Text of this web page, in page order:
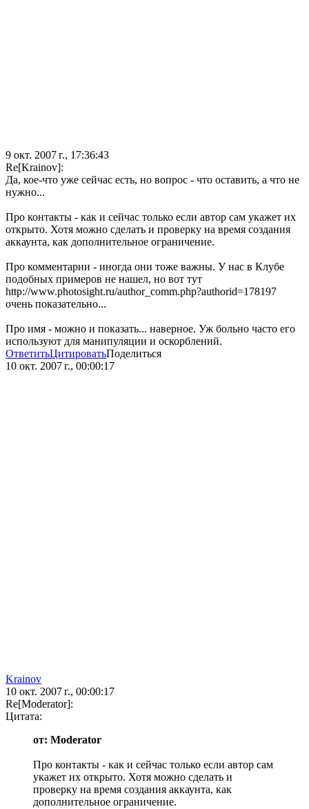
9 окт. 2007 г., 17:36:43
Re[Krainov]:
Да, кое-что уже сейчас есть, но вопрос - что оставить, а что не
нужно...
Про контакты - как и сейчас только если автор сам укажет их
открыто. Хотя можно сделать и проверку на время создания
аккаунта, как дополнительное ограничение.
Про комментарии - иногда они тоже важны. У нас в Клубе
подобных примеров не нашел, но вот тут
http://www.photosight.ru/author_comm.php?authorid=178197
очень показательно...
Про имя - можно и показать... наверное. Уж больно часто его
используют для манипуляции и оскорблений.
ОтветитьЦитироватьПоделиться
10 окт. 2007 г., 00:00:17
Krainov
10 окт. 2007 г., 00:00:17
Re[Moderator]:
Цитата:
от: Moderator
Про контакты - как и сейчас только если автор сам
укажет их открыто. Хотя можно сделать и
проверку на время создания аккаунта, как
дополнительное ограничение.